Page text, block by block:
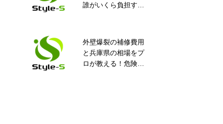
誰がいくら負担す
外壁爆裂の補修費用
と兵庫県の相場をプ
ロが教える！危険度
工事
漏水が起こる原因っ
て？予防法はある
の？